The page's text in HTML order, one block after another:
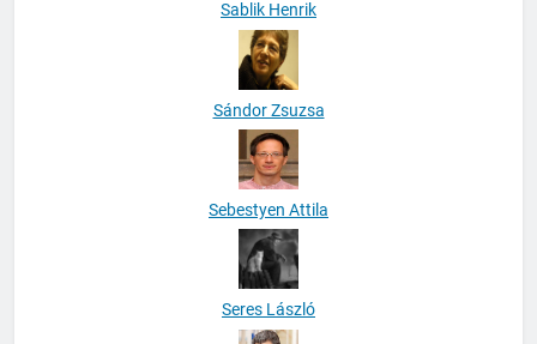
Sablik Henrik
Sándor Zsuzsa
Sebestyen Attila
Seres László